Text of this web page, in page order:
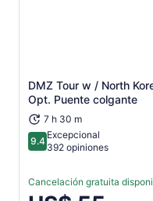
DMZ Tour w / North
Opt. Puente colgante
7 h 30 m
9.49.4 de 10
Excepcional
392 opiniones
Cancelación gratuita